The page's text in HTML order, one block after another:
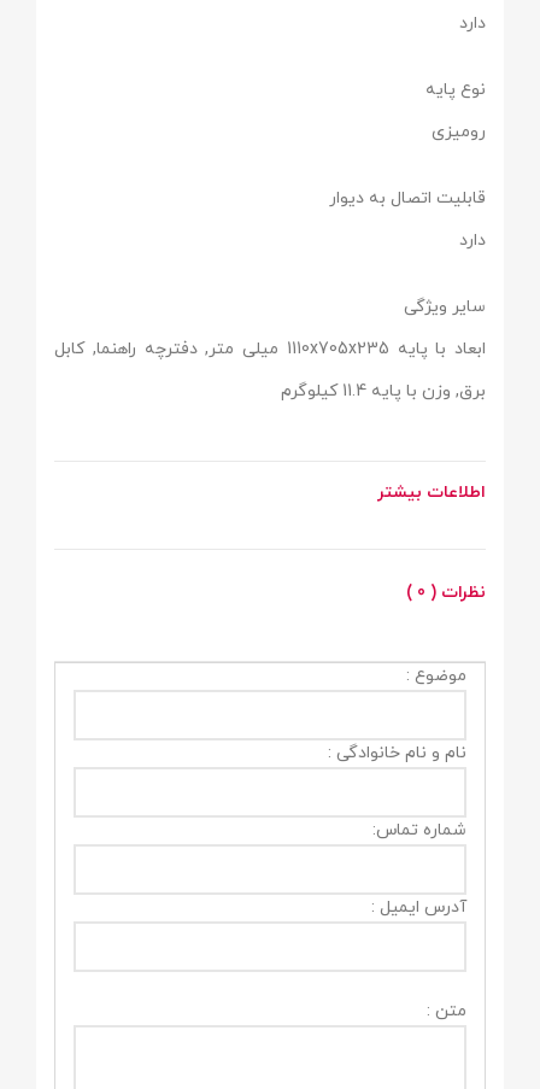
دارد
نوع پایه
رومیزی
قابلیت اتصال به دیوار
دارد
سایر ویژگی
ابعاد با پایه 1110x705x235 میلی متر, دفترچه راهنما, کابل
برق, وزن با پایه 11.4 کیلوگرم
اطلاعات بیشتر
نظرات ( 0 )
موضوع :
نام و نام خانوادگی :
شماره تماس:
آدرس ایمیل :
متن :